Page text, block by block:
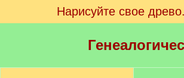
Нарисуйте свое